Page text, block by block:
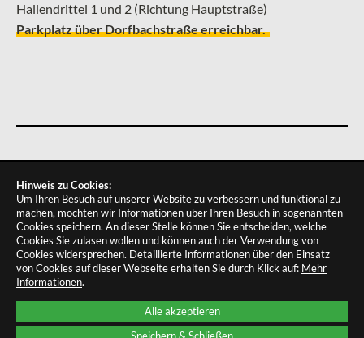
Alle akzeptieren
Hinweis zu Cookies:
Um Ihren Besuch auf unserer Website zu verbessern und funktional zu
machen, möchten wir Informationen über Ihren Besuch in sogenannten
Cookies speichern. An dieser Stelle können Sie entscheiden, welche
Cookies Sie zulasen wollen und können auch der Verwendung von
Cookies widersprechen. Detaillierte Informationen über den Einsatz
von Cookies auf dieser Webseite erhalten Sie durch Klick auf: Mehr
Informationen.
Hallendrittel 1 und 2 (Richtung Hauptstraße)
Parkplatz über Dorfbachstraße erreichbar.